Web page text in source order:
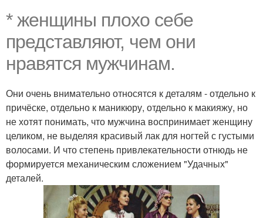
* женщины плохо себе
представляют, чем они
нравятся мужчинам.
Они очень внимательно относятся к деталям - отдельно к
причёске, отдельно к маникюру, отдельно к макияжу, но
не хотят понимать, что мужчина воспринимает женщину
целиком, не выделяя красивый лак для ногтей с густыми
волосами. И что степень привлекательности отнюдь не
формируется механическим сложением "Удачных"
деталей.